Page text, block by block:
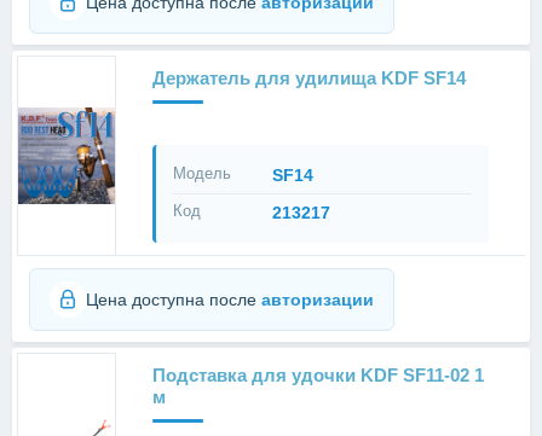
Держатель для удилища KDF SF14
Модель SF14
Код 213217
Цена доступна после авторизации
Подставка для удочки KDF SF11-02 1
м